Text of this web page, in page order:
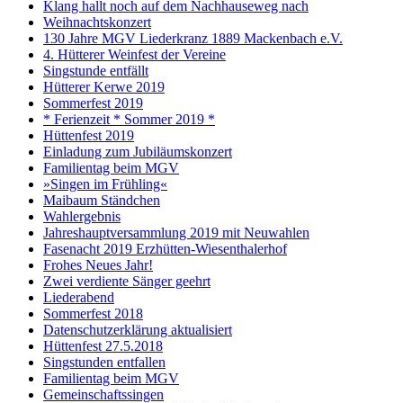
Klang hallt noch auf dem Nachhauseweg nach
Weihnachtskonzert
130 Jahre MGV Liederkranz 1889 Mackenbach e.V.
4. Hütterer Weinfest der Vereine
Singstunde entfällt
Hütterer Kerwe 2019
Sommerfest 2019
* Ferienzeit * Sommer 2019 *
Hüttenfest 2019
Einladung zum Jubiläumskonzert
Familientag beim MGV
»Singen im Frühling«
Maibaum Ständchen
Wahlergebnis
Jahreshauptversammlung 2019 mit Neuwahlen
Fasenacht 2019 Erzhütten-Wiesenthalerhof
Frohes Neues Jahr!
Zwei verdiente Sänger geehrt
Liederabend
Sommerfest 2018
Datenschutzerklärung aktualisiert
Hüttenfest 27.5.2018
Singstunden entfallen
Familientag beim MGV
Gemeinschaftssingen